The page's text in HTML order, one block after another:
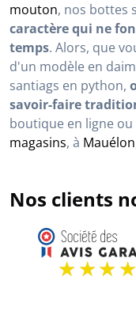
mouton, nos bottes
caractère qui ne
temps. Alors, que
d'un modèle en
santiags en python,
savoir-faire
boutique en ligne ou
magasins, à Mauélon
Nos clients